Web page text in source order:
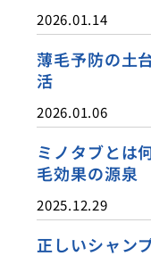
2026.01.14
薄毛予防の土
活
2026.01.06
ミノタブとは
毛効果の源泉
2025.12.29
正しいシャン